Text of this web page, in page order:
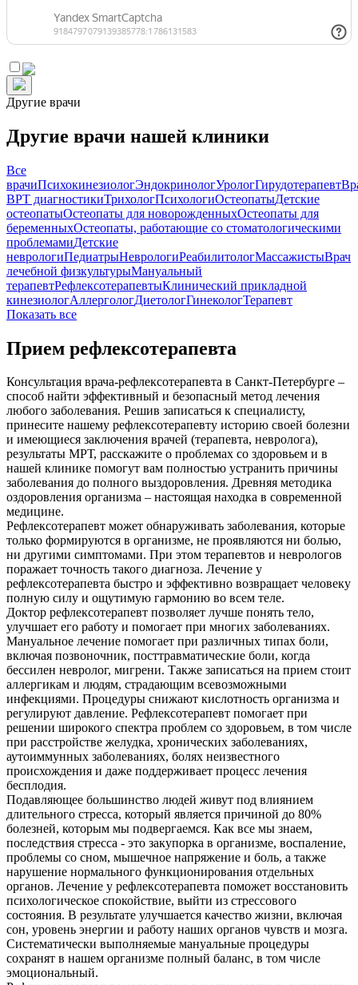
Другие врачи
Другие врачи нашей клиники
Все
врачиПсихокинезиологЭндокринологУрологГирудотерапевт
ВРТ диагностикиТрихологПсихологиОстеопатыДетские
остеопатыОстеопаты для новорожденныхОстеопаты для
беременныхОстеопаты, работающие со стоматологическими
проблемамиДетские
неврологиПедиатрыНеврологиРеабилитологМассажистыВрач
лечебной физкультурыМануальный
терапевтРефлексотерапевтыКлинический прикладной
кинезиологАллергологДиетологГинекологТерапевт
Показать все
Прием рефлексотерапевта
Консультация врача-рефлексотерапевта в Санкт-Петербурге –
способ найти эффективный и безопасный метод лечения
любого заболевания. Решив записаться к специалисту,
принесите нашему рефлексотерапевту историю своей болезни
и имеющиеся заключения врачей (терапевта, невролога),
результаты МРТ, расскажите о проблемах со здоровьем и в
нашей клинике помогут вам полностью устранить причины
заболевания до полного выздоровления. Древняя методика
оздоровления организма – настоящая находка в современной
медицине.
Рефлексотерапевт может обнаруживать заболевания, которые
только формируются в организме, не проявляются ни болью,
ни другими симптомами. При этом терапевтов и неврологов
поражает точность такого диагноза. Лечение у
рефлексотерапевта быстро и эффективно возвращает человеку
полную силу и ощутимую гармонию во всем теле.
Доктор рефлексотерапевт позволяет лучше понять тело,
улучшает его работу и помогает при многих заболеваниях.
Мануальное лечение помогает при различных типах боли,
включая позвоночник, посттравматические боли, когда
бессилен невролог, мигрени. Также записаться на прием стоит
аллергикам и людям, страдающим всевозможными
инфекциями. Процедуры снижают кислотность организма и
регулируют давление. Рефлексотерапевт помогает при
решении широкого спектра проблем со здоровьем, в том числе
при расстройстве желудка, хронических заболеваниях,
аутоиммунных заболеваниях, болях неизвестного
происхождения и даже поддерживает процесс лечения
бесплодия.
Подавляющее большинство людей живут под влиянием
длительного стресса, который является причиной до 80%
болезней, которым мы подвергаемся. Как все мы знаем,
последствия стресса - это закупорка в организме, воспаление,
проблемы со сном, мышечное напряжение и боль, а также
нарушение нормального функционирования отдельных
органов. Лечение у рефлексотерапевта поможет восстановить
психологическое спокойствие, выйти из стрессового
состояния. В результате улучшается качество жизни, включая
сон, уровень энергии и работу наших органов чувств и мозга.
Систематически выполняемые мануальные процедуры
сохранят в нашем организме полный баланс, в том числе
эмоциональный.